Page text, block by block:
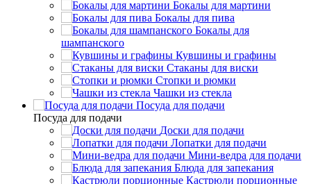
Бокалы для мартини
Бокалы для пива
Бокалы для
шампанского
Кувшины и графины
Стаканы для виски
Стопки и рюмки
Чашки из стекла
Посуда для подачи
Посуда для подачи
Доски для подачи
Лопатки для подачи
Мини-ведра для подачи
Блюда для запекания
Кастрюли порционные